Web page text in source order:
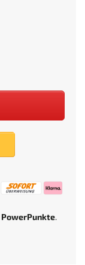
PowerPunkte.